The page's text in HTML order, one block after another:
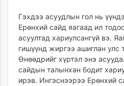
Гэхдээ асуудлын гол нь
Ерөнхий сайд яагаад ил
асуултад хариулсангүй вэ.
гишүүнд жиргээ ашиглан улс
Өнөөдрийг хүртэл энэ
сайдын талынхан бодит
ирэв. Ингэснээрээ Ерөнхий